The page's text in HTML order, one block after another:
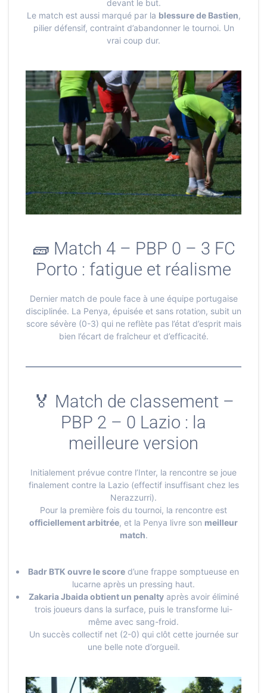
devant le but.
Le match est aussi marqué par la blessure de Bastien,
pilier défensif, contraint d’abandonner le tournoi. Un
vrai coup dur.
🧱 Match 4 – PBP 0 – 3 FC
Porto : fatigue et réalisme
Dernier match de poule face à une équipe portugaise
disciplinée. La Penya, épuisée et sans rotation, subit un
score sévère (0-3) qui ne reflète pas l’état d’esprit mais
bien l’écart de fraîcheur et d’efficacité.
🏅 Match de classement –
PBP 2 – 0 Lazio : la
meilleure version
Initialement prévue contre l’Inter, la rencontre se joue
finalement contre la Lazio (effectif insuffisant chez les
Nerazzurri).
Pour la première fois du tournoi, la rencontre est
officiellement arbitrée, et la Penya livre son meilleur
match.
Badr BTK ouvre le score d’une frappe somptueuse en
lucarne après un pressing haut.
Zakaria Jbaida obtient un penaltyaprès avoir éliminé
trois joueurs dans la surface, puis le transforme lui-
même avec sang-froid.
Un succès collectif net (2-0) qui clôt cette journée sur
une belle note d’orgueil.